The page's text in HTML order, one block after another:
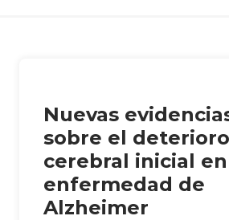
Nuevas
sobre el deterioro
cerebral inicial
enfermedad de
Alzheimer